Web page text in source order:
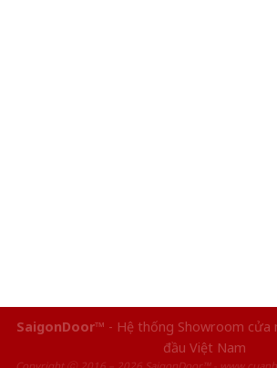
SaigonDoor™ - Hệ thống Showroom cửa
đầu Việt Nam